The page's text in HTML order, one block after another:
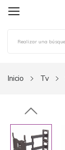
Inicio Tv